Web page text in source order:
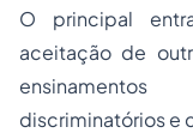
O principal
aceitação de
discriminatórios e